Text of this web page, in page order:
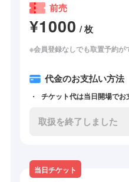
前売
¥1000 / 枚
※会員登録なしでも取置予約が
代金のお支払い方法
チケット代は当日開場でお
取扱を終了しました
当日チケット